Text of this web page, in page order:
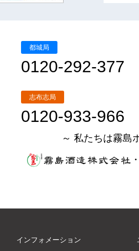
都城局
0120-292-377
志布志局
0120-933-966
～ 私たちは霧島
・
インフォメーション